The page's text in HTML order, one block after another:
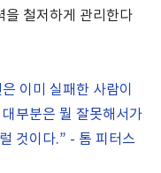
을 철저하게 관리한다
이미 실패한 사람이
부분은 뭘 잘못해서가
것이다.” - 톰 피터스